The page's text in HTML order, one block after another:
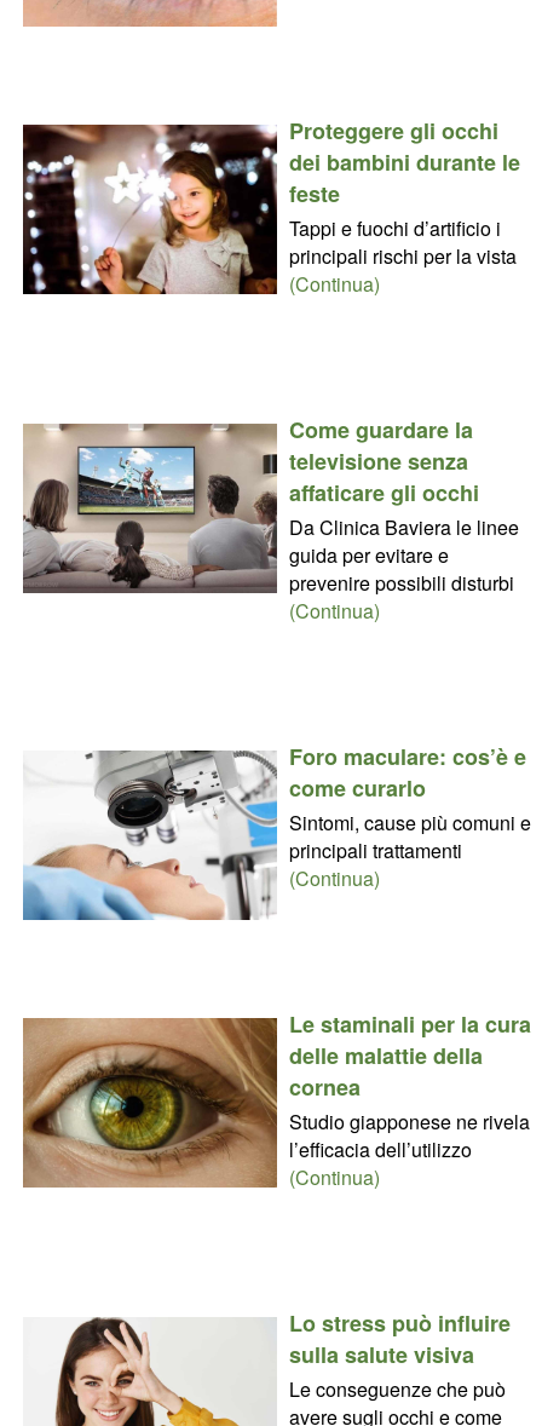
Proteggere gli occhi
dei bambini durante le
feste
Tappi e fuochi d’artificio i
principali rischi per la vista
(Continua)
Come guardare la
televisione senza
affaticare gli occhi
Da Clinica Baviera le linee
guida per evitare e
prevenire possibili disturbi
(Continua)
Foro maculare: cos’è e
come curarlo
Sintomi, cause più comuni e
principali trattamenti
(Continua)
Le staminali per la cura
delle malattie della
cornea
Studio giapponese ne rivela
l’efficacia dell’utilizzo
(Continua)
Lo stress può influire
sulla salute visiva
Le conseguenze che può
avere sugli occhi e come